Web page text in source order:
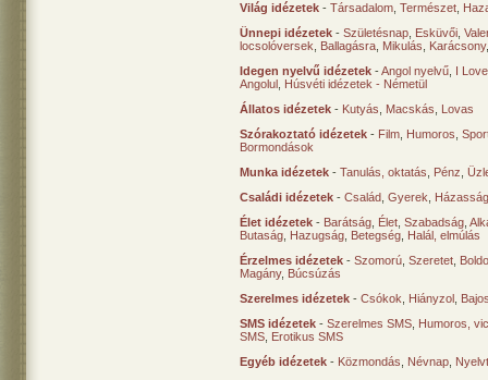
Világ idézetek - Társadalom Természet
Ünnepi idézetek - Születésnap Esküvői
locsolóversek
Ballagásra Mikulás Karácsony
Idegen nyelvű idézetek -Angol nyelvű I
Angolul Húsvéti idézetek - Németül
Állatos idézetek - Kutyás Macskás
Lovas
Szórakoztató idézetek - Film Humoros
Bormondások
Munka idézetek - Tanulás, oktatás Pénz
Családi idézetek - Család Gyerek
Élet idézetek - Barátság Élet Szabadság
Butaság Hazugság Betegség Halál, elmúlás
Érzelmes idézetek - Szomorú Szeretet
Magány, Búcsúzás
Szerelmes idézetek - Csókok Hiányzol
SMS idézetek - Szerelmes SMS Humoros,
SMS Erotikus SMS
Egyéb idézetek - Közmondás Névnap